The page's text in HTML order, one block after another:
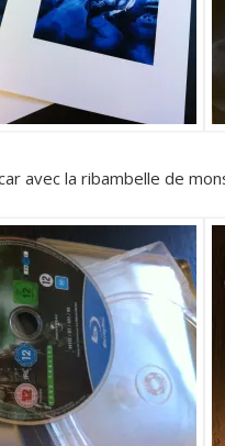
avec la ribambelle de